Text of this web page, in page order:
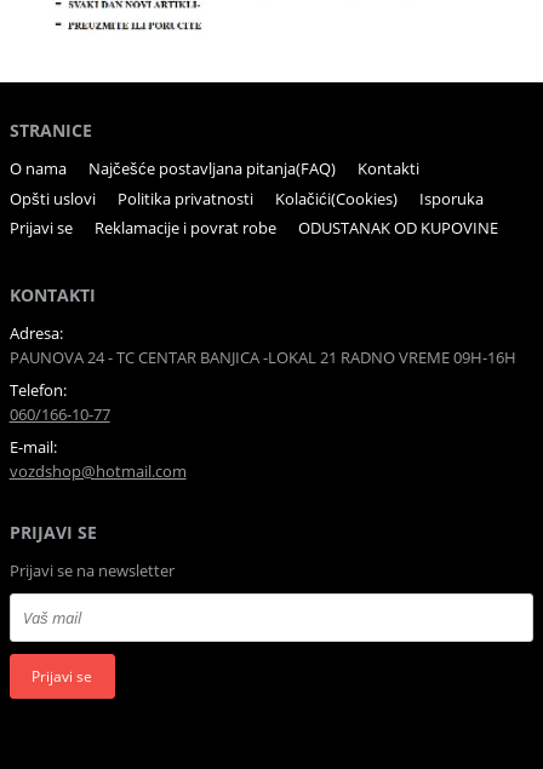
STRANICE
O nama Najčešće postavljana pitanja(FAQ)
Kontakti
Opšti uslovi
Politika privatnosti Kolačići(Cookies)
Isporuka
Prijavi se
Reklamacije i povrat robe ODUSTANAK OD KUPOVINE
KONTAKTI
Adresa:
PAUNOVA 24 - TC CENTAR BANJICA -LOKAL 21 RADNO VREME 09H-16H
Telefon:
060/166-10-77
E-mail:
vozdshop@hotmail.com
PRIJAVI SE
Prijavi se na newsletter
Prijavi se